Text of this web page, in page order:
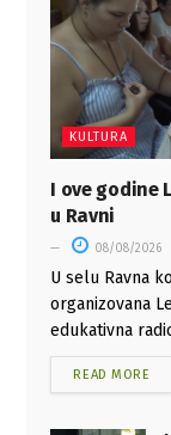
KULTURA
I ove godine
u Ravni
08/08/2026
U selu Ravna
organizovana
edukativna
READ MORE